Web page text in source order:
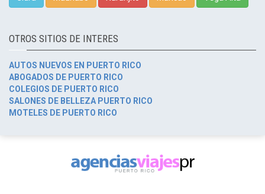
OTROS SITIOS DE INTERES
AUTOS NUEVOS EN PUERTO RICO
ABOGADOS DE PUERTO RICO
COLEGIOS DE PUERTO RICO
SALONES DE BELLEZA PUERTO RICO
MOTELES DE PUERTO RICO